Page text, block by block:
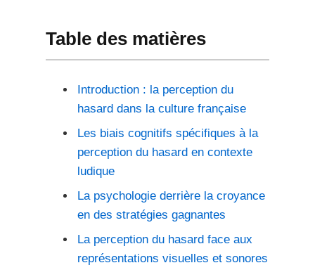
Table des matières
Introduction : la perception du
hasard dans la culture française
Les biais cognitifs spécifiques à la
perception du hasard en contexte
ludique
La psychologie derrière la croyance
en des stratégies gagnantes
La perception du hasard face aux
représentations visuelles et sonores